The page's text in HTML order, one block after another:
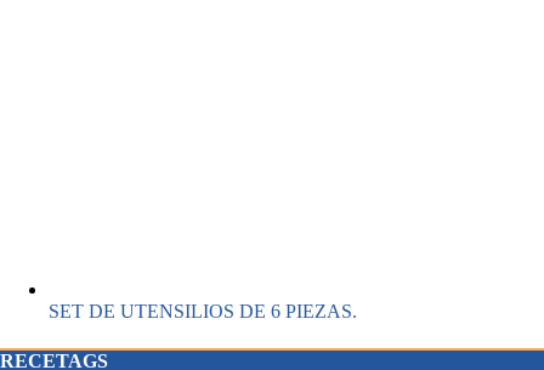
SET DE UTENSILIOS DE 6 PIEZAS.
RECETAGS